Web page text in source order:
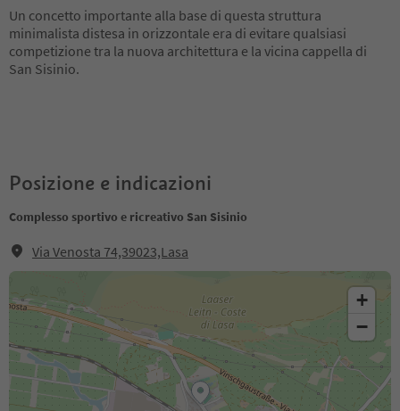
Un concetto importante alla base di questa struttura
minimalista distesa in orizzontale era di evitare qualsiasi
competizione tra la nuova architettura e la vicina cappella di
San Sisinio.
Posizione e indicazioni
Complesso sportivo e ricreativo San Sisinio
Via Venosta 74,39023,Lasa
+
−